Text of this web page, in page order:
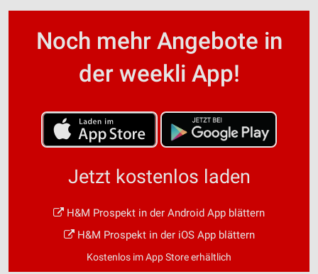
Noch mehr Angebote in
der weekli App!
Jetzt kostenlos laden
H&M Prospekt in der Android App blättern
H&M Prospekt in der iOS App blättern
Kostenlos im App Store erhältlich